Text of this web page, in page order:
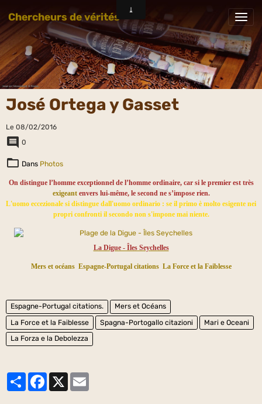
Chercheurs de vérités
José Ortega y Gasset
Le 08/02/2016
0
Dans Photos
On distingue l’homme exceptionnel de l’homme ordinaire, car si le premier est très
exigeantenvers lui-même, le second ne s’impose rien.
L'uomo eccezionale si distingue dall'uomo ordinario : se il primo è molto esigente nei
propri confronti il secondo non s'impone mai niente.
La Digue - Îles Seychelles
Mers et océans Espagne-Portugal citations La Force et la Faiblesse
Espagne-Portugal citations.
Mers et Océans
La Force et la Faiblesse
Spagna-Portogallo citazioni
Mari e Oceani
La Forza e la Debolezza
PartagerFacebook